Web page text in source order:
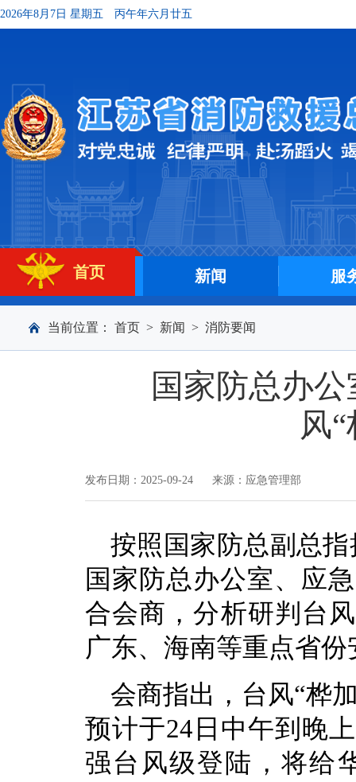
2026年8月7日 星期五 丙午年六月廿五
首页 新闻 服
当前位置： 首页 > 新闻 > 消防要闻
国家防总办
风
发布日期：2025-09-24 来源：应急管理部
按照国家防总副总
国家防总办公室、应
合会商，分析研判台
广东、海南等重点省
会商指出，台风“桦
预计于24日中午到晚
强台风级登陆，将给